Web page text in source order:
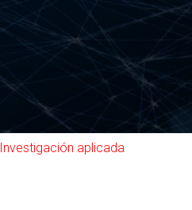
Investigación aplicada